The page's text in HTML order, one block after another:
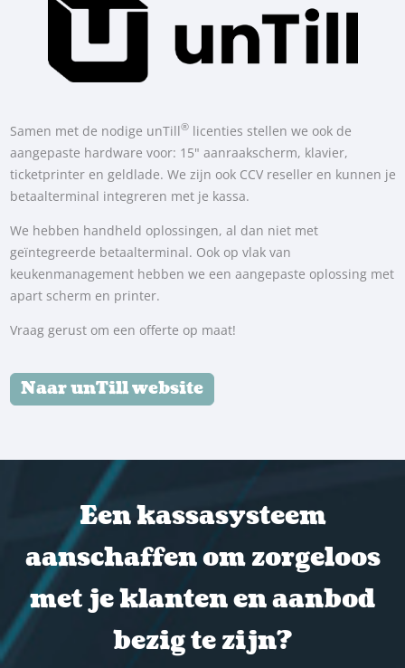
Samen met de nodige unTill®licenties stellen we ook de
aangepaste hardware voor: 15" aanraakscherm, klavier,
ticketprinter en geldlade. We zijn ook CCV reseller en kunnen je
betaalterminal integreren met je kassa.
We hebben handheld oplossingen, al dan niet met
geïntegreerde betaalterminal. Ook op vlak van
keukenmanagement hebben we een aangepaste oplossing met
apart scherm en printer.
Vraag gerust om een offerte op maat!
Naar unTill website
Een kassasysteem
aanschaffen om zorgeloos
met je klanten en aanbod
bezig te zijn?